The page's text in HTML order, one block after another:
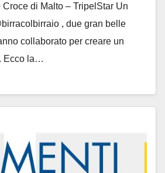
Croce di Malto – TripelStar Un
, due gran belle
collaborato per creare un
Ecco la…